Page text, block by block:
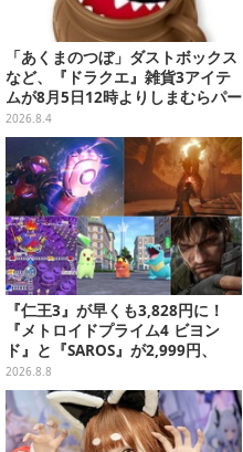
「あくまのつぼ」ダストボックス
など、『ドラクエ』雑貨3アイテ
ムが8月5日12時よりしまむらパー
ク（オンラインストア）にて販
売！
2026.8.4
『仁王3』が早くも3,828円に！
『メトロイドプライム4 ビヨン
ド』と『SAROS』が2,999円、
『メタルギアソリッド Δ』は2,49
9円─ゲオ店舗＆ストアのゲームセ
ールは8月8日から
2026.8.8